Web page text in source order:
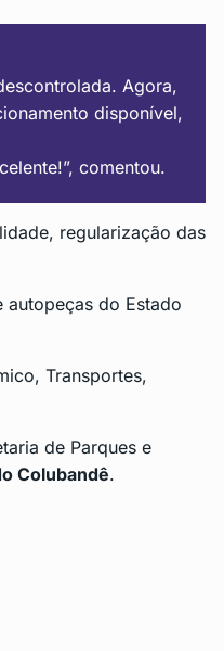
Agora,
disponível,
comentou.
regularização das
do Estado
Transportes,
de Parques e
Colubandê.